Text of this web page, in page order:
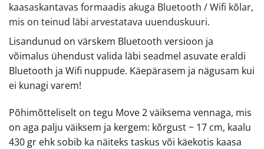
kaasaskantavas formaadis akuga Bluetooth / Wifi kõlar,
mis on teinud läbi arvestatava uuenduskuuri.
Lisandunud on värskem Bluetooth versioon ja
võimalus ühendust valida läbi seadmel asuvate eraldi
Bluetooth ja Wifi nuppude. Käepärasem ja nägusam kui
ei kunagi varem!
Põhimõtteliselt on tegu Move 2 väiksema vennaga, mis
on aga palju väiksem ja kergem: kõrgust ~ 17 cm, kaalu
430 gr ehk sobib ka näiteks taskus või käekotis kaasa